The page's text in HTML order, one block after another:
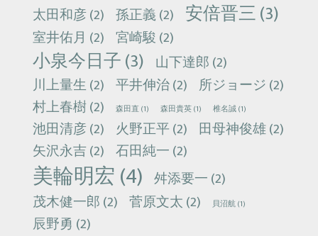
太田和彦(2) 孫正義(2) 安倍晋三(3)
室井佑月 (2) 宮崎駿(2)
小泉今日子(3) 山下達郎(2)
川上量生(2) 平井伸治(2) 所ジョージ(2)
村上春樹(2) 森田直(1) 森田貴英(1) 椎名誠(1)
池田清彦(2) 火野正平(2) 田母神俊雄(2)
矢沢永吉(2) 石田純一(2)
美輪明宏(4) 舛添要一(2)
茂木健一郎(2) 菅原文太(2) 貝沼航(1)
辰野勇 (2)